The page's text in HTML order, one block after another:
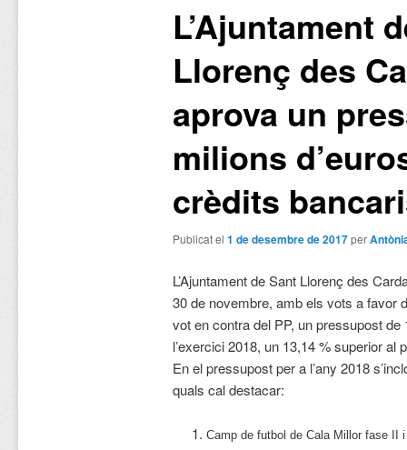
L’Ajuntament
Llorenç des
aprova un
milions
crèdits
Publicat el 1 de desembre de 2017per
L’Ajuntament de Sant Llorenç des
30 de novembre, amb els vots a favor
vot en contra del PP, un pressupost de
l’exercici 2018, un 13,14 % superior al
En el pressupost per a l’any 2018
quals cal destacar:
Camp de futbol de Cala Millor fase II